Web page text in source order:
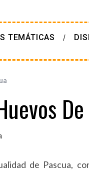
TEMÁTICAS
de Pascua,